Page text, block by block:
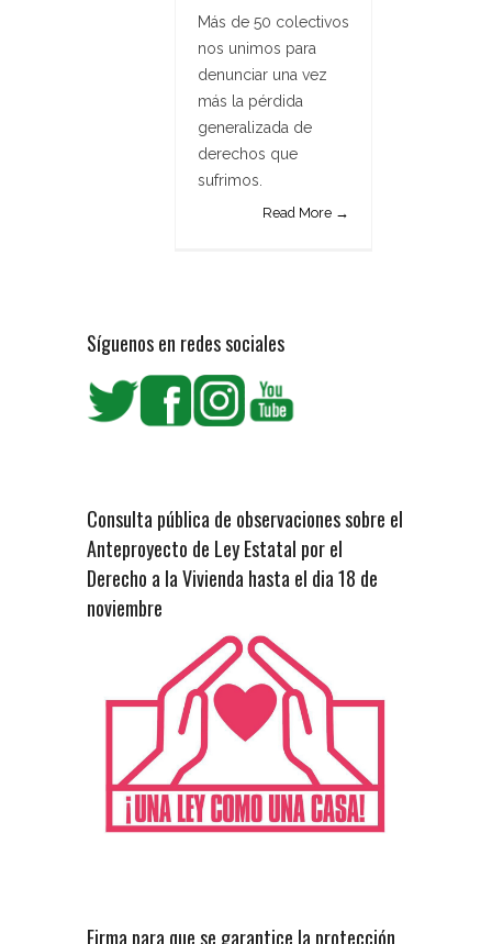
Más de 50 colectivos
nos unimos para
denunciar una vez
más la pérdida
generalizada de
derechos que
sufrimos.
Read More →
Síguenos en redes sociales
Consulta pública de observaciones sobre el
Anteproyecto de Ley Estatal por el
Derecho a la Vivienda hasta el dia 18 de
noviembre
Firma para que se garantice la protección